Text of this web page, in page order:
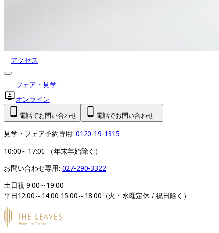
アクセス
フェア・見学
オンライン
電話でお問い合わせ 電話でお問い合わせ
見学・フェア予約専用: 0120-19-1815
10:00～17:00 （年末年始除く）
お問い合わせ専用: 027-290-3322
土日祝 9:00～19:00
平日12:00～14:00 15:00～18:00（火・水曜定休 / 祝日除く）